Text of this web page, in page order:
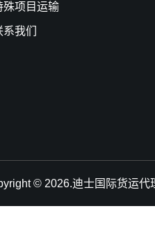
殊项目运输
系我们
© 2026.迪士国际货运代